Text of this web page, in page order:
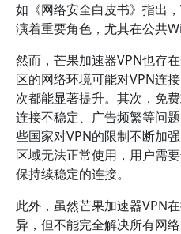
如《网络安全白皮书》指出
演着重要角色，尤其在公共
然而，芒果加速器VPN也存
区的网络环境可能对VPN连
次都能显著提升。其次，免
连接不稳定、广告频繁等问
些国家对VPN的限制不断加
区域无法正常使用，用户需
保持续稳定的连接。
此外，虽然芒果加速器VPN
异，但不能完全解决所有网